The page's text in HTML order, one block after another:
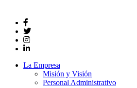
La Empresa
Misión y Visión
Personal Administrativo